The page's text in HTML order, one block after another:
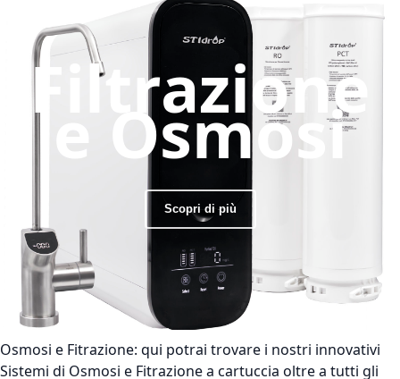
Filtrazione
e Osmosi
Scopri di più
Osmosi e Fitrazione: qui potrai trovare i nostri innovativi
Sistemi di Osmosi e Fitrazione a cartuccia oltre a tutti gli